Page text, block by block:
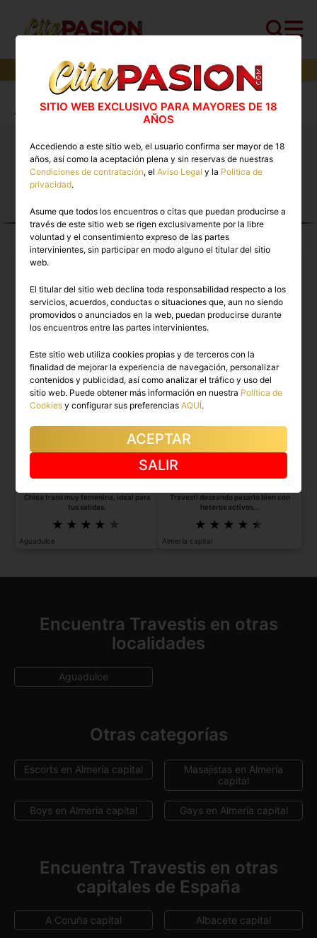
perfiles,1perfiles verificados y0con video
Cita PASION.COM
>Travestis >Almeria >
Almería capital
Travestis Almería capital 🔥 Escorts trans con
vídeos reales disponibles ahora
TRAVESTIS EN ALMERÍA
CAPITAL
VERÓNICA DICAPPRY
Chica trans muy femenina, ideal para
tus salidas.
Aguadulce
Travesti deseando pasarlo bien con
heteros activos...
Almería capital
Encuentra Travestis en otras
localidades
Aguadulce
Otras categorías
Escorts en Almería capital
Masajistas en Almería
capital
Boys en Almería capital Gays en Almería capital
Encuentra Travestis en otras
capitales de España
A Coruña capital Albacete capital
SITIO WEB EXCLUSIVO PARA MAYORES DE 18
AÑOS
Accediendo a este sitio web, el usuario confirma ser mayor de 18
años, así como la aceptación plena y sin reservas de nuestras
Condiciones de contratación, elAviso Legal y la Política de
privacidad.
Asume que todos los encuentros o citas que puedan producirse a
través de este sitio web se rigen exclusivamente por la libre
voluntad y el consentimiento expreso de las partes
intervinientes, sin participar en modo alguno el titular del sitio
web.
El titular del sitio web declina toda responsabilidad respecto a los
servicios, acuerdos, conductas o situaciones que, aun no siendo
promovidos o anunciados en la web, puedan producirse durante
los encuentros entre las partes intervinientes.
Este sitio web utiliza cookies propias y de terceros con la
finalidad de mejorar la experiencia de navegación, personalizar
contenidos y publicidad, así como analizar el tráfico y uso del
sitio web. Puede obtener más información en nuestra Política de
Cookies y configurar sus preferenciasAQUÍ.
ACEPTAR
SALIR